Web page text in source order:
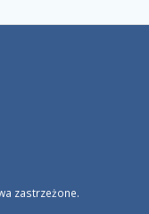
zastrzeżone.